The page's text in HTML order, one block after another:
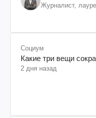
Журналист,
Социум
Какие три вещи
2 дня назад